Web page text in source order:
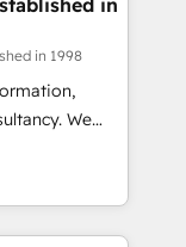
means we
well the
in
in 1998
We
to
fuel their
improve